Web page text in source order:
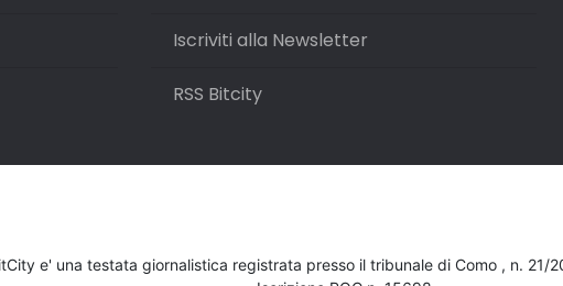
Iscriviti alla Newsletter
RSS Bitcity
e' una testata giornalistica registrata presso il tribunale di Como , n. 21/